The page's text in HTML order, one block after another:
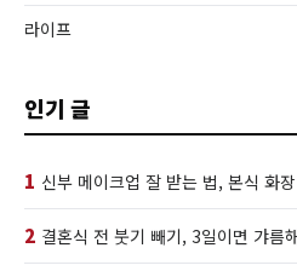
라이프
인기 글
1 신부 메이크업 잘 받는 법, 본식 화
2 결혼식 전 붓기 빼기, 3일이면 갸름